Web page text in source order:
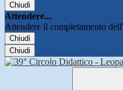
Chiudi
Attendere...
Attendere il completamento
Chiudi
Chiudi